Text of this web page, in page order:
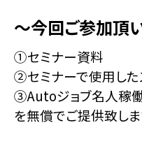
～今回ご参加頂
①セミナー資料
②セミナーで使用した
③Autoジョブ名人稼
を無償でご提供致しま